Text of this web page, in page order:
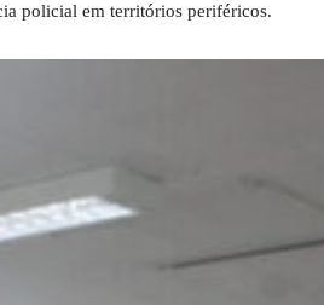
policial em territórios periféricos.